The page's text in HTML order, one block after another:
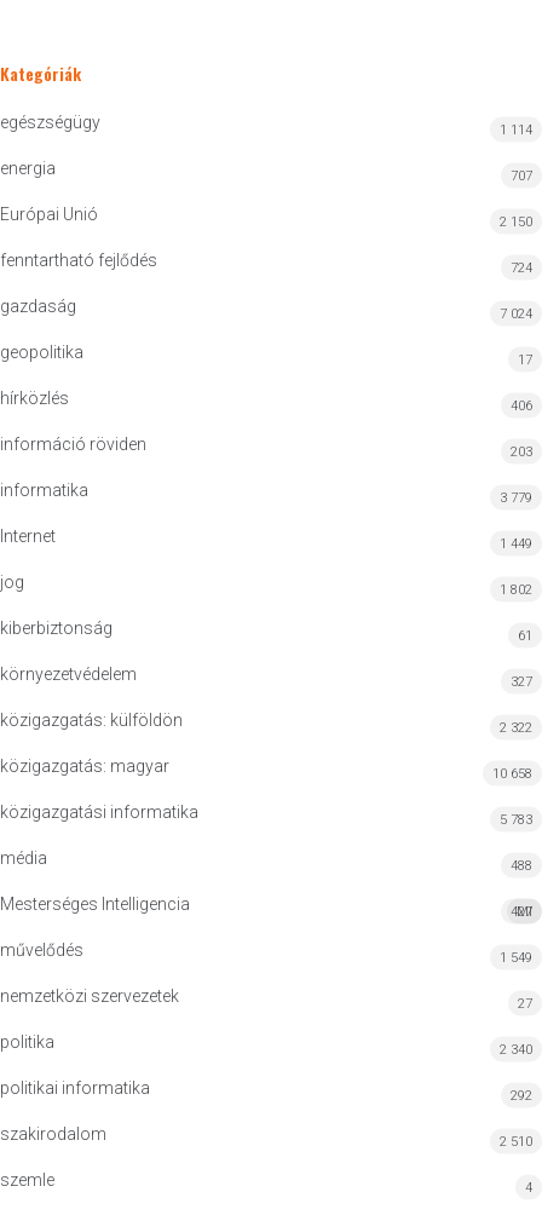
Kategóriák
egészségügy 1 114
energia 707
Európai Unió 2 150
fenntartható fejlődés 724
gazdaság 7 024
geopolitika 17
hírközlés 406
információ röviden 203
informatika 3 779
Internet 1 449
jog 1 802
kiberbiztonság 61
környezetvédelem 327
közigazgatás: külföldön 2 322
közigazgatás: magyar 10 658
közigazgatási informatika 5 783
média 488
Mesterséges Intelligencia MI
427
művelődés 1 549
nemzetközi szervezetek 27
politika 2 340
politikai informatika 292
szakirodalom 2 510
szemle 4